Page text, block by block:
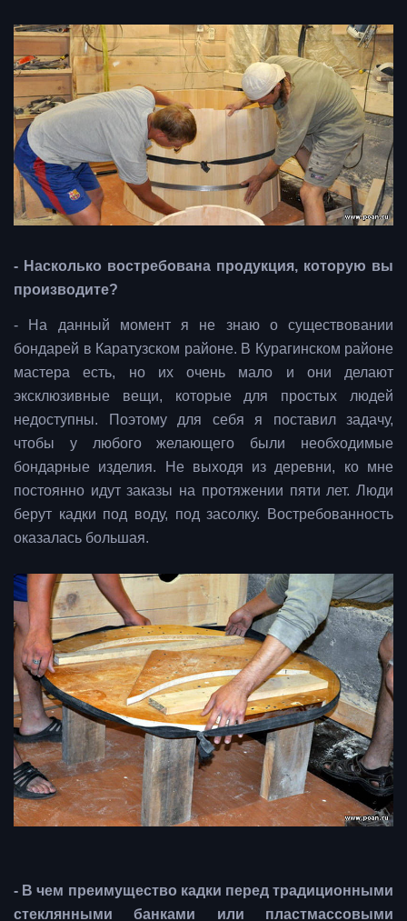
- Насколько востребована продукция, которую вы
производите?
- На данный момент я не знаю о существовании
бондарей в Каратузском районе. В Курагинском районе
мастера есть, но их очень мало и они делают
эксклюзивные вещи, которые для простых людей
недоступны. Поэтому для себя я поставил задачу,
чтобы у любого желающего были необходимые
бондарные изделия. Не выходя из деревни, ко мне
постоянно идут заказы на протяжении пяти лет. Люди
берут кадки под воду, под засолку. Востребованность
оказалась большая.
- В чем преимущество кадки перед традиционными
стеклянными банками или пластмассовыми